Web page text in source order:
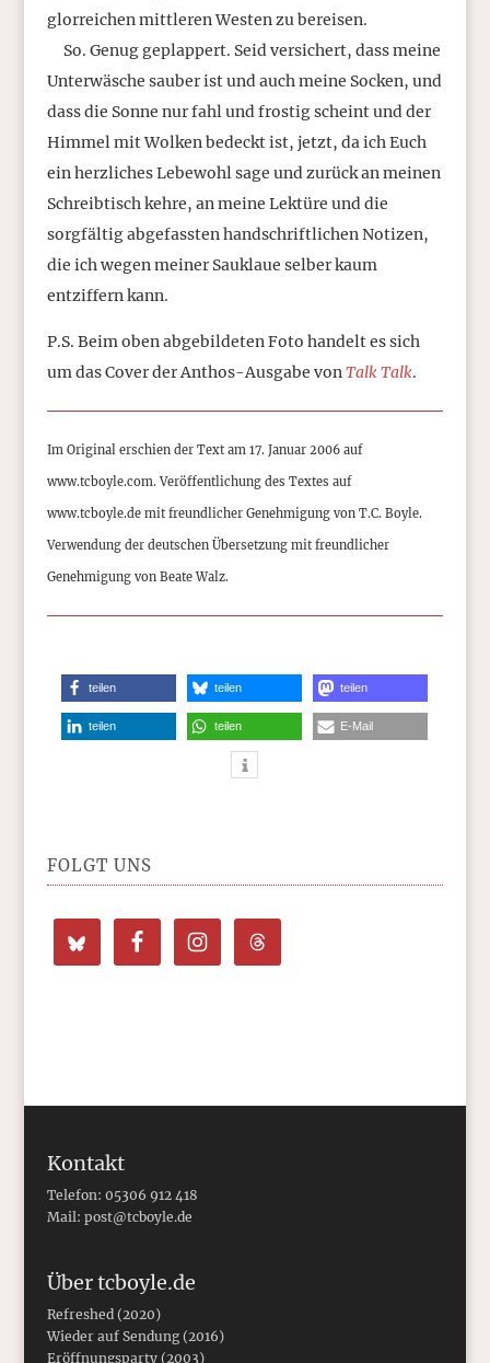
glorreichen mittleren Westen zu bereisen.
So. Genug geplappert. Seid versichert, dass meine
Unterwäsche sauber ist und auch meine Socken, und
dass die Sonne nur fahl und frostig scheint und der
Himmel mit Wolken bedeckt ist, jetzt, da ich Euch
ein herzliches Lebewohl sage und zurück an meinen
Schreibtisch kehre, an meine Lektüre und die
sorgfältig abgefassten handschriftlichen Notizen,
die ich wegen meiner Sauklaue selber kaum
entziffern kann.
P.S. Beim oben abgebildeten Foto handelt es sich
um das Cover der Anthos-Ausgabe vonTalk Talk.
Im Original erschien der Text am 17. Januar 2006 auf
www.tcboyle.com. Veröffentlichung des Textes auf
www.tcboyle.de mit freundlicher Genehmigung von T.C. Boyle.
Verwendung der deutschen Übersetzung mit freundlicher
Genehmigung von Beate Walz.
teilen teilen teilen
teilen teilen E-Mail
FOLGT UNS
Kontakt
Telefon: 05306 912 418
Mail: post@tcboyle.de
Über tcboyle.de
Refreshed (2020)
Wieder auf Sendung (2016)
Eröffnungsparty (2003)